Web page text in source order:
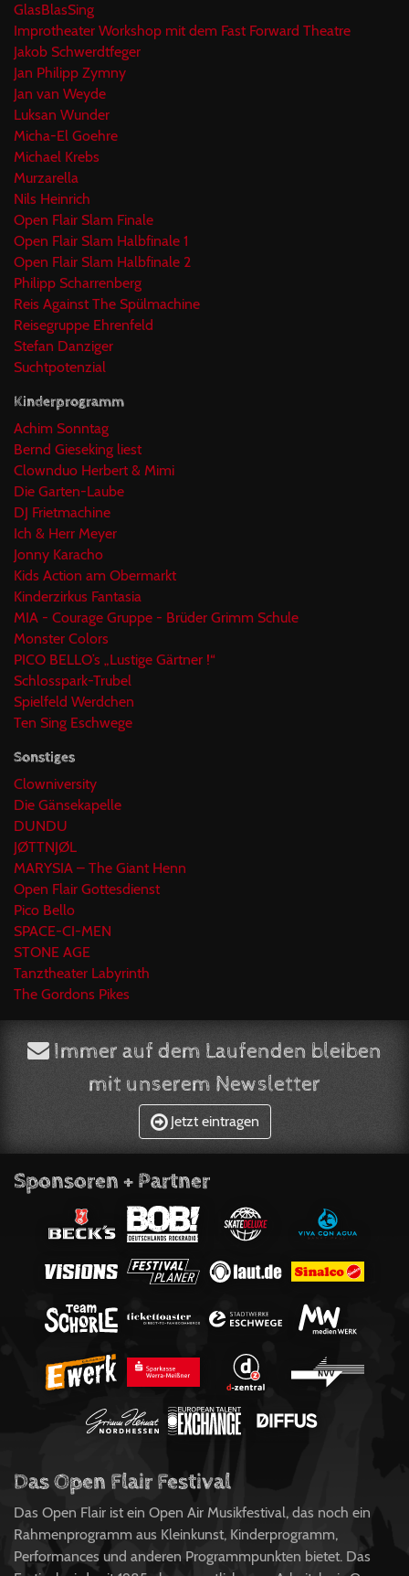
GlasBlasSing
Improtheater Workshop mit dem Fast Forward Theatre
Jakob Schwerdtfeger
Jan Philipp Zymny
Jan van Weyde
Luksan Wunder
Micha-El Goehre
Michael Krebs
Murzarella
Nils Heinrich
Open Flair Slam Finale
Open Flair Slam Halbfinale 1
Open Flair Slam Halbfinale 2
Philipp Scharrenberg
Reis Against The Spülmachine
Reisegruppe Ehrenfeld
Stefan Danziger
Suchtpotenzial
Kinderprogramm
Achim Sonntag
Bernd Gieseking liest
Clownduo Herbert & Mimi
Die Garten-Laube
DJ Frietmachine
Ich & Herr Meyer
Jonny Karacho
Kids Action am Obermarkt
Kinderzirkus Fantasia
MIA - Courage Gruppe - Brüder Grimm Schule
Monster Colors
PICO BELLO’s „Lustige Gärtner !“
Schlosspark-Trubel
Spielfeld Werdchen
Ten Sing Eschwege
Sonstiges
Clowniversity
Die Gänsekapelle
DUNDU
JØTTNJØL
MARYSIA – The Giant Henn
Open Flair Gottesdienst
Pico Bello
SPACE-CI-MEN
STONE AGE
Tanztheater Labyrinth
The Gordons Pikes
Immer auf dem Laufenden bleiben
mit unserem Newsletter
Jetzt eintragen
Sponsoren + Partner
Das Open Flair Festival
Das Open Flair ist ein Open Air Musikfestival, das noch ein
Rahmenprogramm aus Kleinkunst, Kinderprogramm,
Performances und anderen Programmpunkten bietet. Das